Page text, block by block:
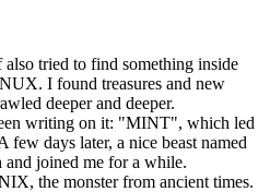
tried to find something inside
I found treasures and new
deeper and deeper.
writing on it: "MINT", which led
few days later, a nice beast named
joined me for a while.
the monster from ancient times.